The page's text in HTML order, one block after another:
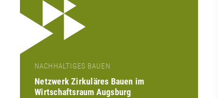
NACHHALTIGES BAUEN
Netzwerk Zirkuläres Bauen im
Wirtschaftsraum Augsburg